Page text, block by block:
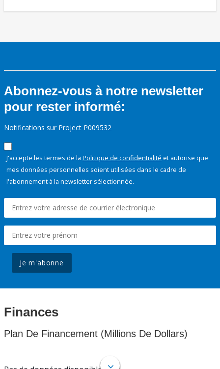
Abonnez-vous à notre newsletter
pour rester informé:
Notifications sur Project P009532
J'accepte les termes de la Politique de confidentialité et autorise que
mes données personnelles soient utilisées dans le cadre de
l'abonnement à la newsletter sélectionnée.
Je m'abonne
Finances
Plan De Financement (Millions De Dollars)